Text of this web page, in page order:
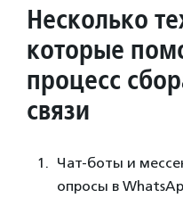
Несколько
которые
процесс
связи
Чат-боты и
опросы в